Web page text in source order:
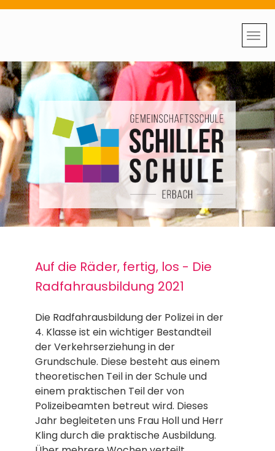
Auf die Räder, fertig, los - Die
Radfahrausbildung 2021
Die Radfahrausbildung der Polizei in der
4. Klasse ist ein wichtiger Bestandteil
der Verkehrserziehung in der
Grundschule. Diese besteht aus einem
theoretischen Teil in der Schule und
einem praktischen Teil der von
Polizeibeamten betreut wird. Dieses
Jahr begleiteten uns Frau Holl und Herr
Kling durch die praktische Ausbildung.